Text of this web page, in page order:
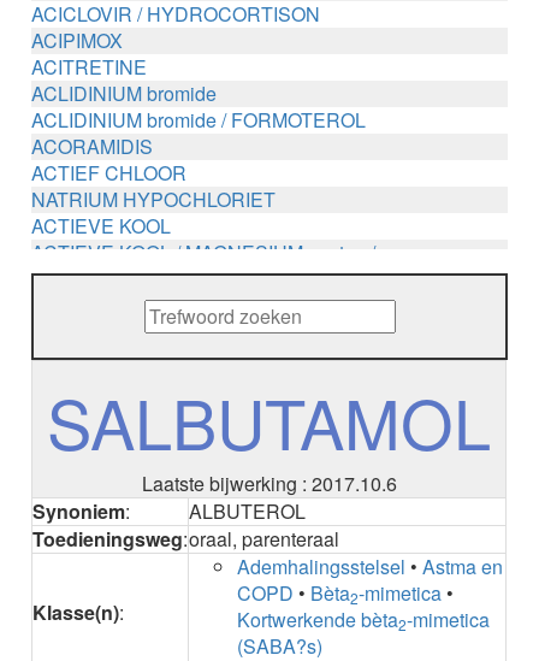
ACICLOVIR / HYDROCORTISON
ACIPIMOX
ACITRETINE
ACLIDINIUM bromide
ACLIDINIUM bromide / FORMOTEROL
ACORAMIDIS
ACTIEF CHLOOR
NATRIUM HYPOCHLORIET
ACTIEVE KOOL
ACTIEVE KOOL / MAGNESIUM zouten /
METHENAMINE
ADALIMUMAB
ADAPALEEN
ADAPALEEN / BENZOYLPEROXIDE
ADENOSINE
AESCINE
AFLIBERCEPT parenteraal
AFLIBERCEPT intravitreaal
AGOMELATINE
SALBUTAMOL
Laatste bijwerking : 2017.10.6
Synoniem:
ALBUTEROL
Toedieningsweg:oraal, parenteraal
Klasse(n):
Ademhalingsstelsel •Astma en
COPD • Bèta2-mimetica •
Kortwerkende bèta2-mimetica
(SABA?s)